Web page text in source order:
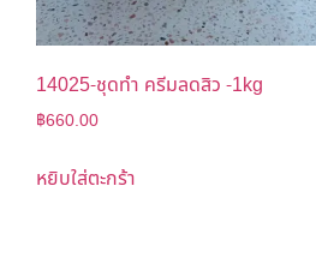
14025-ชุดทำ ครีมลดสิว -1kg
฿660.00
หยิบใส่ตะกร้า